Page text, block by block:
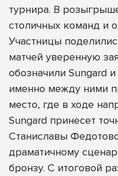
турнира. В
столичных команд и
Участницы
матчей уверенную
обозначили Sungard
именно между ними
место, где в ходе
Sungard принесет
Станиславы
драматичному
бронзу. С итоговой